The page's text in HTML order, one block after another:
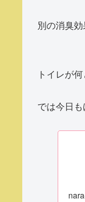
別の消臭
トイレが
では今日も